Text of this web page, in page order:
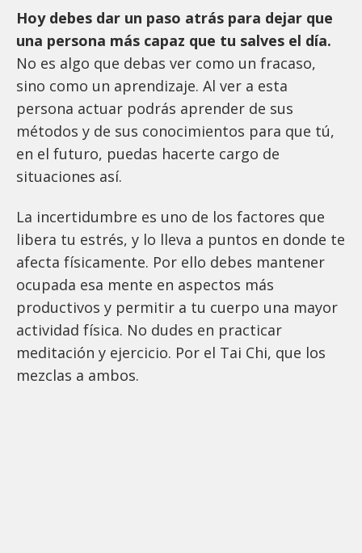
Hoy debes dar un paso atrás para dejar que
una persona más capaz que tu salves el día.
No es algo que debas ver como un fracaso,
sino como un aprendizaje. Al ver a esta
persona actuar podrás aprender de sus
métodos y de sus conocimientos para que tú,
en el futuro, puedas hacerte cargo de
situaciones así.
La incertidumbre es uno de los factores que
libera tu estrés, y lo lleva a puntos en donde te
afecta físicamente. Por ello debes mantener
ocupada esa mente en aspectos más
productivos y permitir a tu cuerpo una mayor
actividad física. No dudes en practicar
meditación y ejercicio. Por el Tai Chi, que los
mezclas a ambos.